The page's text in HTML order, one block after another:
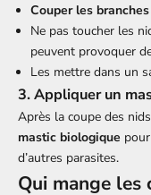
Couper les
Ne pas toucher les
peuvent provoquer
Les mettre dans un
3. Appliquer un
Après la coupe des
mastic biologique
d’autres parasites.
Qui mange les